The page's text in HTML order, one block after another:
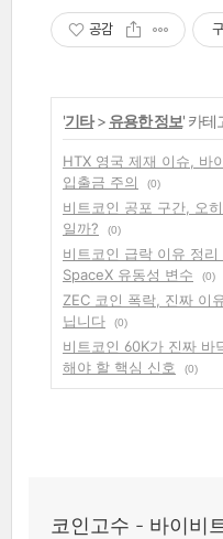
공감
'기타> 유용한 정보' 카테
HTX 영국 제재 이슈, 바
입출금 주의
(0)
비트코인 공포 구간, 오
일까?
(0)
비트코인 급락 이유 정
SpaceX 유동성 변수
(0)
ZEC 코인 폭락, 진짜 이
닙니다
(0)
비트코인 60K가 진짜 바
해야 할 핵심 신호
(0)
코인고수 - 바이비